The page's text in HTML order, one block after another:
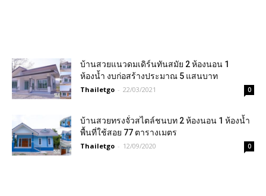
บ้านสวยแนวดมเดิร์นทันสมัย 2 ห้องนอน 1
ห้องน้ำ งบก่อสร้างประมาณ 5 แสนบาท
Thailetgo - 22/03/2021 0
บ้านสวยทรงจั่วสไตล์ชนบท 2 ห้องนอน 1 ห้องน้ำ
พื้นที่ใช้สอย 77 ตารางเมตร
Thailetgo - 12/09/2020 0